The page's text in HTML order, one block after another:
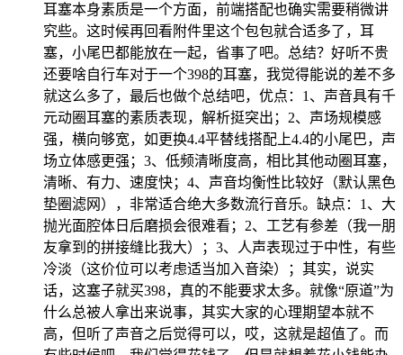
耳塞本身素质是一个方面，前端搭配也确实需要稍微讲
究些。这时候再回看附件里这个包包就合适多了，耳
塞，小尾巴都能放在一起，省事了吧。总结？好听不贵
还要啥自行车对于一个398的耳塞，我觉得能说的差不多
就这么多了，最后也做个总结吧，优点：1、声音具有千
元动圈耳塞的素质表现，解析挺突出；2、声场规模感
强，横向够宽，如更换4.4平替线搭配上4.4的小尾巴，声
场立体感更强；3、低频清晰度高，相比其他动圈耳塞，
清晰、有力、速度快；4、声音均衡性比较好（默认黑色
垫圈滤网），非常适合绝大多数流行音乐。缺点：1、大
抛光面腔体日后磨损会很难看；2、工艺有参差（我一朋
友拿到的拼接缝比我大）；3、人声表现过于中性，有些
冷淡（这价位可以考虑适当加入音染）；其实，说实
话，这塞子就买398，真的不能要求太多。就像“原道”为
什么总被人拿出来说事，其实大家的心理期望本就不
高，但听了声音之后觉得可以，哎，这就是超值了。而